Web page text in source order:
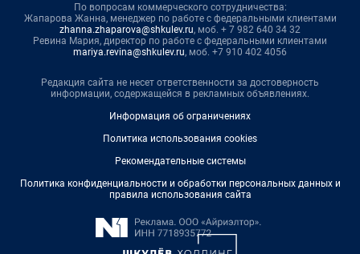
По вопросам коммерческого сотрудничества:
Жапарова Жанна, менеджер по работе с федеральными клиентами
zhanna.zhaparova@shkulev.ru, моб. + 7 982 640 34 32
Ревина Мария, директор по работе с федеральными клиентами
mariya.revina@shkulev.ru, моб. +7 910 402 4056
Редакция сайта не несет ответственности за достоверность
информации, содержащейся в рекламных объявлениях.
Информация об ограничениях
Политика использования cookies
Рекомендательные системы
Политика конфиденциальности и обработки персональных данных и
правила использования сайта